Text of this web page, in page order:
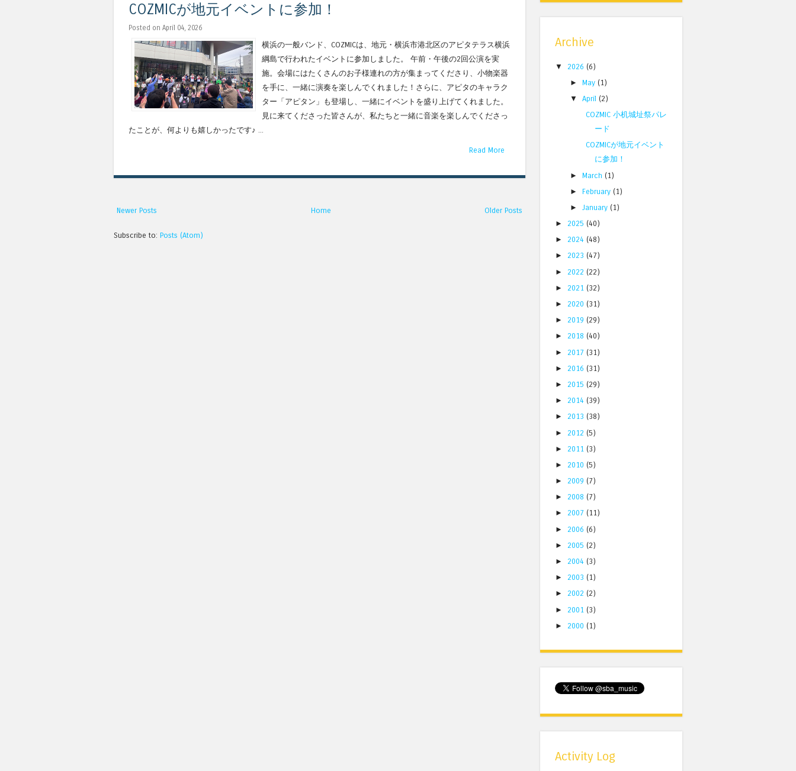
COZMICが地元イベントに参加！
Posted on April 04, 2026
横浜の一般バンド、COZMICは、地元・横浜市港北区のアピタテラス横浜
綱島で行われたイベントに参加しました。 午前・午後の2回公演を実
施。会場にはたくさんのお子様連れの方が集まってくださり、小物楽器
を手に、一緒に演奏を楽しんでくれました！さらに、アピタのキャラク
ター「アピタン」も登場し、一緒にイベントを盛り上げてくれました。
見に来てくださった皆さんが、私たちと一緒に音楽を楽しんでくださっ
たことが、何よりも嬉しかったです♪ ...
Read More
Newer Posts Older Posts
Home
Subscribe to: Posts (Atom)
Archive
▼ 2026 (6)
►May (1)
▼April (2)
COZMIC 小机城址祭パレ
ード
COZMICが地元イベント
に参加！
►March (1)
►February (1)
►January (1)
► 2025 (40)
► 2024 (48)
► 2023 (47)
► 2022 (22)
► 2021 (32)
► 2020 (31)
► 2019 (29)
► 2018 (40)
► 2017 (31)
► 2016 (31)
► 2015 (29)
► 2014 (39)
► 2013 (38)
► 2012 (5)
► 2011 (3)
► 2010 (5)
► 2009 (7)
► 2008 (7)
► 2007 (11)
► 2006 (6)
► 2005 (2)
► 2004 (3)
► 2003 (1)
► 2002 (2)
► 2001 (3)
► 2000 (1)
Activity Log